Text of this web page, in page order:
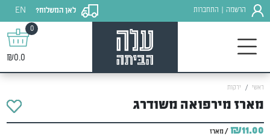
הרשמה התחברות לאן המשלוח?
EN
0
₪0.0
ראשי ירקות
מארז מירפואה משודרג
₪11.00 / מארז